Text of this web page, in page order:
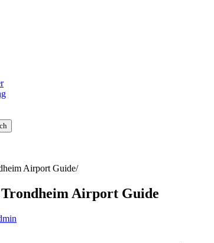
Airport Guide
Airport Guide